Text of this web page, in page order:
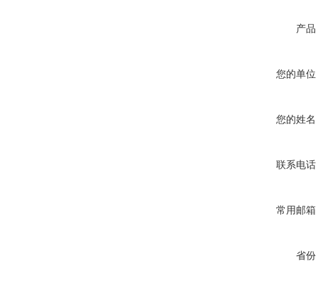
产品
您的单位
您的姓名
联系电话
常用邮箱
省份